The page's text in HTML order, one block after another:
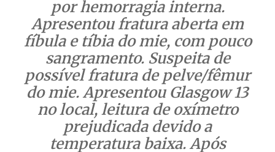
por hemorragia interna.
Apresentou fratura aberta em
fíbula e tíbia do mie, com pouco
sangramento. Suspeita de
possível fratura de pelve/fêmur
do mie. Apresentou Glasgow 13
no local, leitura de oxímetro
prejudicada devido a
temperatura baixa. Após